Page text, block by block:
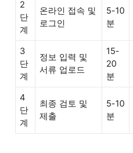
2
단
계
온라인 접속 및
로그인
5-10
분
3
단
계
정보 입력 및
서류 업로드
15-
20
분
4
단
계
최종 검토 및
제출
5-10
분